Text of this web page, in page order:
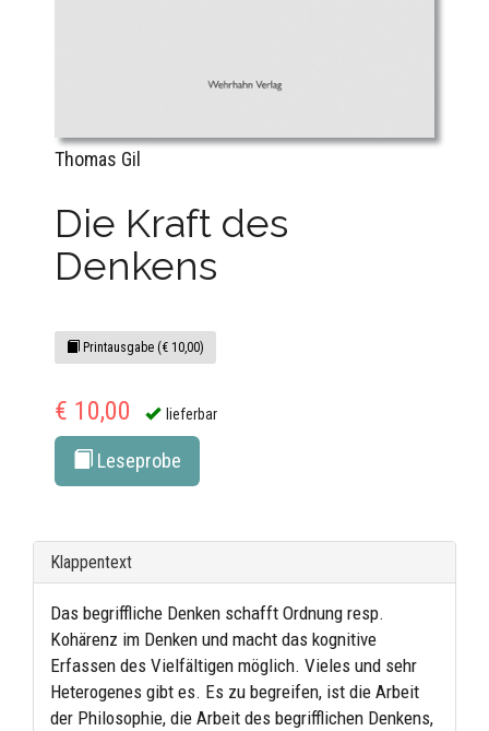
Thomas Gil
Die Kraft des
Denkens
Printausgabe (€ 10,00)
€ 10,00 lieferbar
Leseprobe
Klappentext
Das begriffliche Denken schafft Ordnung resp.
Kohärenz im Denken und macht das kognitive
Erfassen des Vielfältigen möglich. Vieles und sehr
Heterogenes gibt es. Es zu begreifen, ist die Arbeit
der Philosophie, die Arbeit des begrifflichen Denkens,